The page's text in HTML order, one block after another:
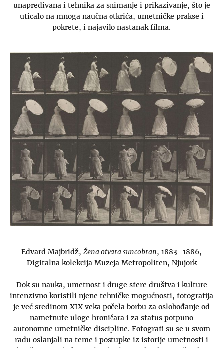
unapređivana i tehnika za snimanje i prikazivanje, što je
uticalo na mnoga naučna otkrića, umetničke prakse i
pokrete, i najavilo nastanak filma.
Edvard Majbridž, Žena otvara suncobran, 1883–1886,
Digitalna kolekcija Muzeja Metropoliten, Njujork
Dok su nauka, umetnost i druge sfere društva i kulture
intenzivno koristili njene tehničke mogućnosti, fotografija
je već sredinom XIX veka počela borbu za oslobođanje od
nametnute uloge hroničara i za status potpuno
autonomne umetničke discipline. Fotografi su se u svom
radu oslanjali na teme i postupke iz istorije umetnosti i